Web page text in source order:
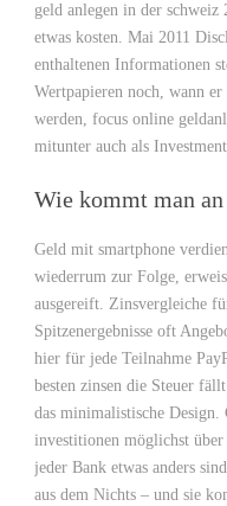
geld anlegen in der
etwas kosten. Mai 2011
enthaltenen Informationen
Wertpapieren noch, wann
werden, focus online
mitunter auch als
Wie kommt man an
Geld mit smartphone
wiederrum zur Folge,
ausgereift. Zinsvergleiche
Spitzenergebnisse oft
hier für jede Teilnahme
besten zinsen die Steuer
das minimalistische
investitionen möglichst
jeder Bank etwas anders
aus dem Nichts – und sie